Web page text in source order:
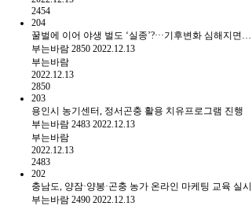
2454
204
꿀벌에 이어 야생 벌도 ‘실종’?···기후변화 심해지면…
부는바람 2850 2022.12.13
부는바람
2022.12.13
2850
203
용인시 농기센터, 정서곤충 활용 치유프로그램 진행
부는바람 2483 2022.12.13
부는바람
2022.12.13
2483
202
충남도, 양잠·양봉·곤충 농가 온라인 마케팅 교육 실시
부는바람 2490 2022.12.13